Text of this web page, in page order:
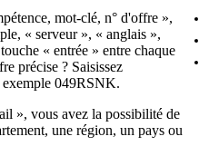
mot-clé, n° d'offre »,
« serveur », « anglais »,
« entrée » entre chaque
précise ? Saisissez
exemple 049RSNK.
», vous avez la possibilité de
une région, un pays ou